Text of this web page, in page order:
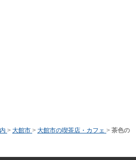
> 大館市 > 大館市の喫茶店・カフェ > 茶色の